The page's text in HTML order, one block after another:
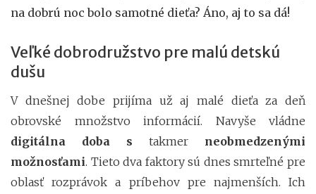
na dobrú noc bolo samotné dieťa? Áno, aj to sa dá!
Veľké dobrodružstvo pre malú detskú
dušu
V dnešnej dobe prijíma už aj malé dieťa za deň
obrovské množstvo informácií. Navyše vládne
digitálna doba s takmer neobmedzenými
možnosťami. Tieto dva faktory sú dnes smrteľné pre
oblasť rozprávok a príbehov pre najmenších. Ich